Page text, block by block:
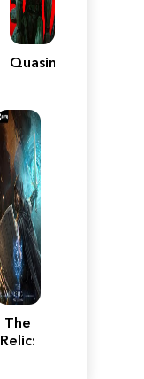
Quasimorph
The
Relic: